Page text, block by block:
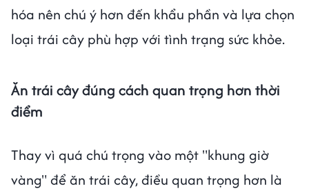
hóa nên chú ý hơn đến khẩu phần và lựa chọn
loại trái cây phù hợp với tình trạng sức khỏe.
Ăn trái cây đúng cách quan trọng hơn thời
điểm
Thay vì quá chú trọng vào một "khung giờ
vàng" để ăn trái cây, điều quan trọng hơn là